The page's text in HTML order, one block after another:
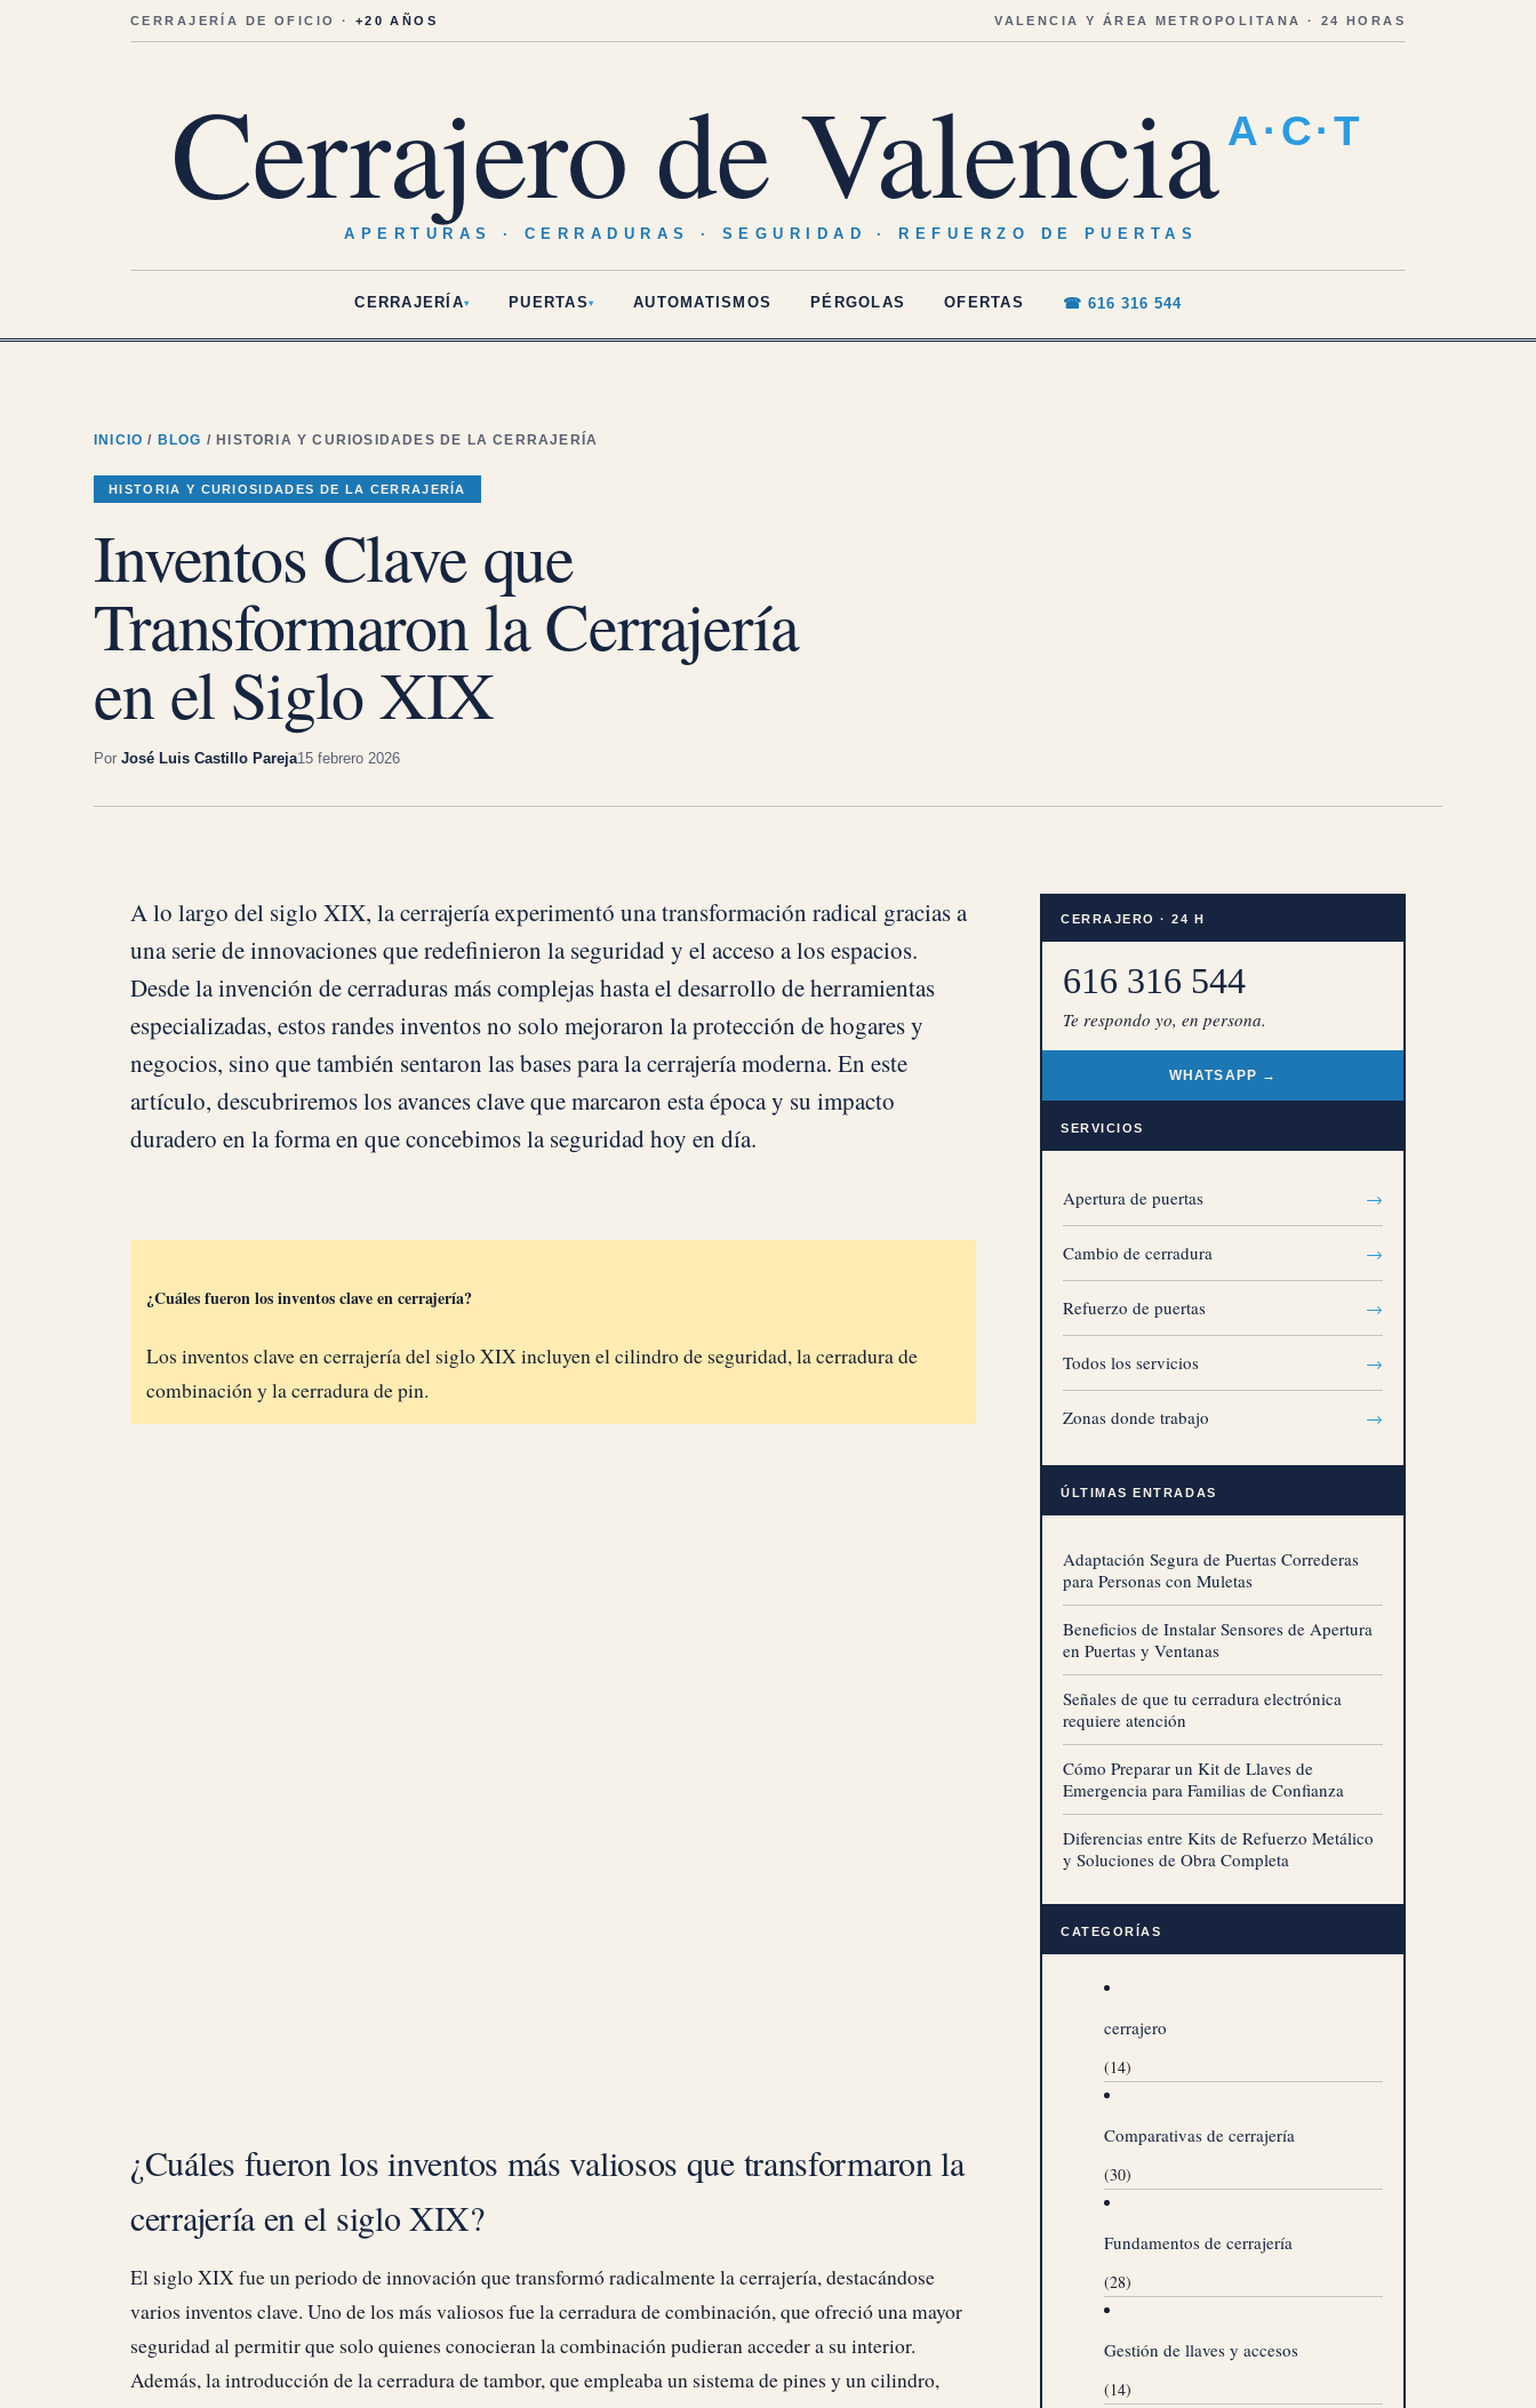
CERRAJERÍA DE OFICIO · +20 AÑOS VALENCIA Y ÁREA METROPOLITANA · 24 HORAS
Cerrajero de Valencia A·C·T
APERTURAS · CERRADURAS · SEGURIDAD · REFUERZO DE PUERTAS
CERRAJERÍA▾ PUERTAS ▾ AUTOMATISMOS PÉRGOLAS OFERTAS ☎ 616 316 544
INICIO / BLOG / HISTORIA Y CURIOSIDADES DE LA CERRAJERÍA
HISTORIA Y CURIOSIDADES DE LA CERRAJERÍA
Inventos Clave que
Transformaron la Cerrajería
en el Siglo XIX
Por José Luis Castillo Pareja15 febrero 2026
A lo largo del siglo XIX, la cerrajería experimentó una transformación radical gracias a
una serie de innovaciones que redefinieron la seguridad y el acceso a los espacios.
Desde la invención de cerraduras más complejas hasta el desarrollo de herramientas
especializadas, estos randes inventos no solo mejoraron la protección de hogares y
negocios, sino que también sentaron las bases para la cerrajería moderna. En este
artículo, descubriremos los avances clave que marcaron esta época y su impacto
duradero en la forma en que concebimos la seguridad hoy en día.
¿Cuáles fueron los inventos clave en cerrajería?
Los inventos clave en cerrajería del siglo XIX incluyen el cilindro de seguridad, la cerradura de
combinación y la cerradura de pin.
¿Cuáles fueron los inventos más valiosos que transformaron la
cerrajería en el siglo XIX?
El siglo XIX fue un periodo de innovación que transformó radicalmente la cerrajería, destacándose
varios inventos clave. Uno de los más valiosos fue la cerradura de combinación, que ofreció una mayor
seguridad al permitir que solo quienes conocieran la combinación pudieran acceder a su interior.
Además, la introducción de la cerradura de tambor, que empleaba un sistema de pines y un cilindro,
CERRAJERO · 24 H
616 316 544
Te respondo yo, en persona.
WHATSAPP →
SERVICIOS
Apertura de puertas →
Cambio de cerradura →
Refuerzo de puertas →
Todos los servicios →
Zonas donde trabajo →
ÚLTIMAS ENTRADAS
Adaptación Segura de Puertas Correderas
para Personas con Muletas
Beneficios de Instalar Sensores de Apertura
en Puertas y Ventanas
Señales de que tu cerradura electrónica
requiere atención
Cómo Preparar un Kit de Llaves de
Emergencia para Familias de Confianza
Diferencias entre Kits de Refuerzo Metálico
y Soluciones de Obra Completa
CATEGORÍAS
cerrajero
(14)
Comparativas de cerrajería
(30)
Fundamentos de cerrajería
(28)
Gestión de llaves y accesos
(14)